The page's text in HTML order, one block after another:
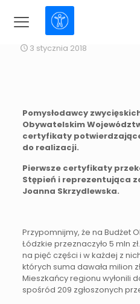
Budżet
Obywatelski
Województwa
3 stycznia 2018
Pomysłodawcy
Obywatelskim
certyfikaty
do realizacji.
Pierwsze certyfikaty
Stępień i reprezentująca
Joanna Skrzydlewska.
Przypomnijmy, że na Budżet
Łódzkie przeznaczyło 5 mln
na pięć części i w każdej z
których suma dawała milion
Mieszkańcy regionu wyłonili
spośród 209 zgłoszonych